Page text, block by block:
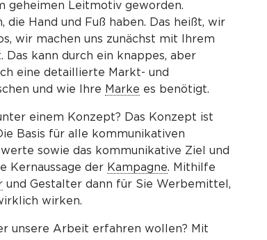
geheimen Leitmotiv geworden.
Hand und Fuß haben. Das heißt, wir
wir machen uns zunächst mit Ihrem
kann durch ein knappes, aber
eine detaillierte Markt- und
und wie Ihre Marke es benötigt.
einem Konzept? Das Konzept ist
Basis für alle kommunikativen
sowie das kommunikative Ziel und
Kernaussage der Kampagne. Mithilfe
und Gestalter dann für Sie Werbemittel,
wirken.
unsere Arbeit erfahren wollen? Mit